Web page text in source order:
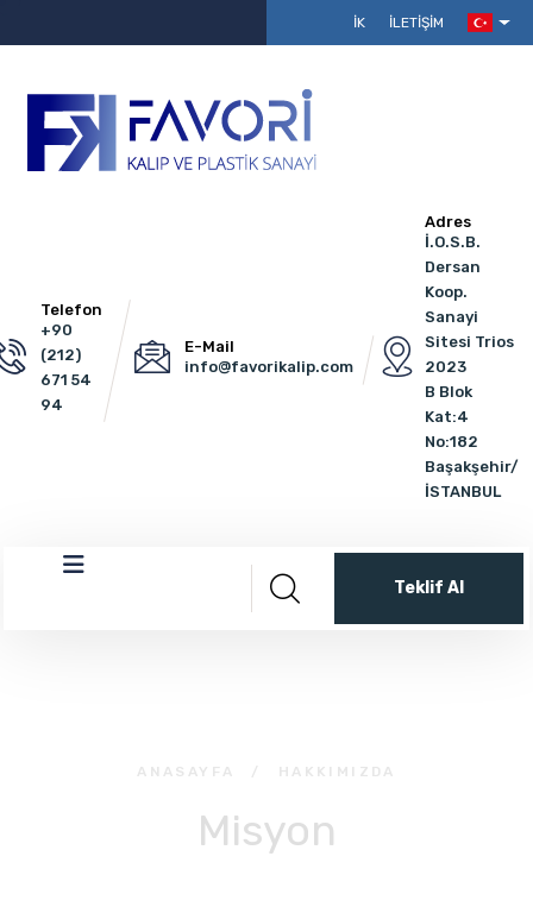
İK İLETIŞIM
Telefon
+90
(212)
671 54
94
E-Mail
info@favorikalip.com
Adres
İ.O.S.B.
Dersan
Koop.
Sanayi
Sitesi Trios
2023
B Blok
Kat:4
No:182
Başakşehir/
İSTANBUL
Teklif Al
ANASAYFA / HAKKIMIZDA
Misyon